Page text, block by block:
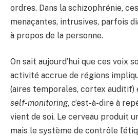
ordres. Dans la schizophrénie,
menaçantes, intrusives, parfois
à propos de la personne.
On sait aujourd’hui que ces voix
activité accrue de régions
(aires temporales, cortex auditif)
self-monitoring, c’est-à-dire à
vient de soi. Le cerveau produit
mais le système de contrôle